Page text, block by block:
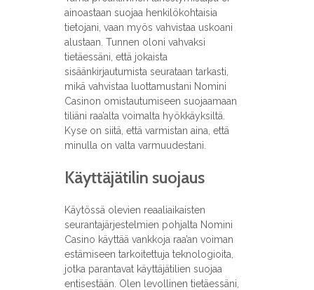
ainoastaan suojaa henkilökohtaisia
tietojani, vaan myös vahvistaa uskoani
alustaan. Tunnen oloni vahvaksi
tietäessäni, että jokaista
sisäänkirjautumista seurataan tarkasti,
mikä vahvistaa luottamustani Nomini
Casinon omistautumiseen suojaamaan
tiliäni raa’alta voimalta hyökkäyksiltä.
Kyse on siitä, että varmistan aina, että
minulla on valta varmuudestani.
Käyttäjätilin suojaus
Käytössä olevien reaaliaikaisten
seurantajärjestelmien pohjalta Nomini
Casino käyttää vankkoja raa’an voiman
estämiseen tarkoitettuja teknologioita,
jotka parantavat käyttäjätilien suojaa
entisestään. Olen levollinen tietäessäni,